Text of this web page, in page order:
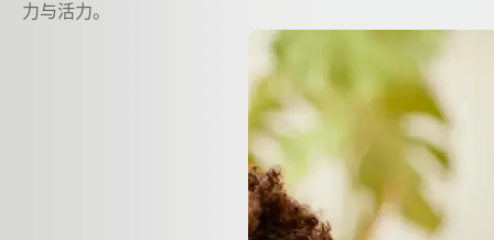
力与活力。